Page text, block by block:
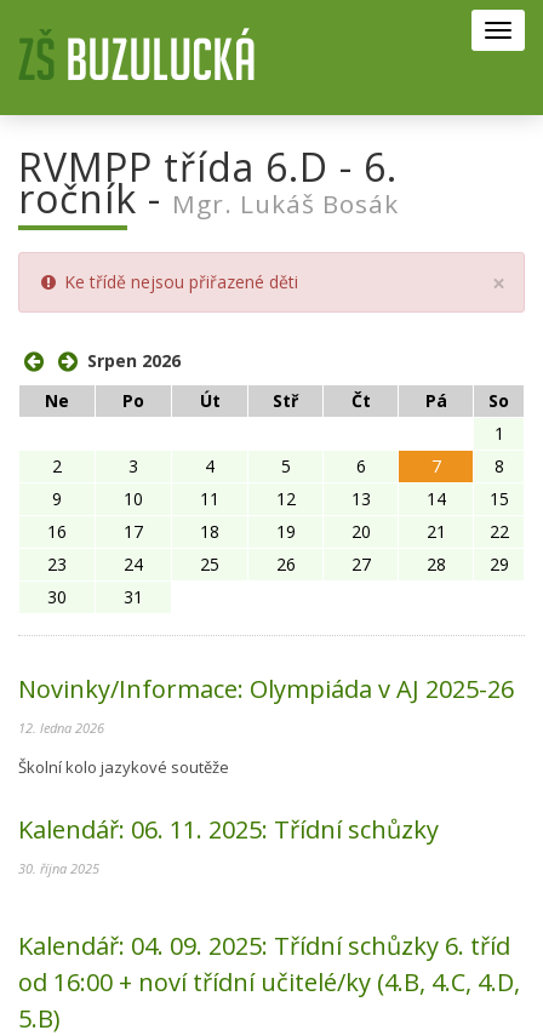
RVMPP třída 6.D - 6.
ročník -Mgr. Lukáš Bosák
×
Ke třídě nejsou přiřazené děti
Srpen 2026
Ne
Po Út Stř Čt Pá
So
1
2
3 4 5 6 7
8
9
10 11 12 13 14
15
16
17 18 19 20 21
22
23
24 25 26 27 28
29
30
31
Novinky/Informace: Olympiáda v AJ 2025-26
12. ledna 2026
Školní kolo jazykové soutěže
Kalendář: 06. 11. 2025: Třídní schůzky
30. října 2025
Kalendář: 04. 09. 2025: Třídní schůzky 6. tříd
od 16:00 + noví třídní učitelé/ky (4.B, 4.C, 4.D,
5.B)